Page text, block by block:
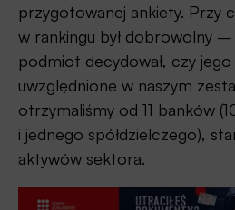
przygotowanej ankiety. Przy
w rankingu był dobrowolny
podmiot decydował, czy
uwzględnione w naszym
otrzymaliśmy od 11 banków
i jednego spółdzielczego),
aktywów sektora.